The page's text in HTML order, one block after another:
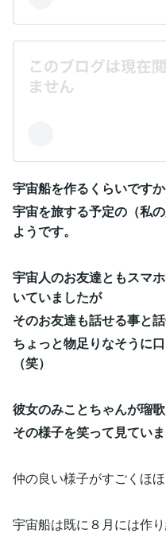
宇宙船を作るくらいです
宇宙を旅する予定の（私
ようです。
宇宙人のお友達ともスマ
いていましたが
そのお友達も話せる事と
ちょっと物足りなそうに
（笑）
彼女のみことちゃんが瑠
その様子を笑って見ていま
仲の良い様子がすごくほ
宇宙船は既に８月には作